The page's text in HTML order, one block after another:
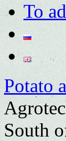
To
Potato
South